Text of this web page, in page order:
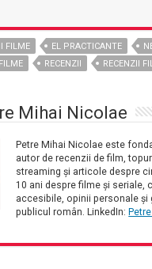
FILME EL PRACTICANTE
RECENZII RECENZII
Mihai Nicolae
Petre Mihai Nicolae este
autor de recenzii de film,
streaming și articole despre
10 ani despre filme și seriale,
accesibile, opinii personale și
publicul român. LinkedIn: